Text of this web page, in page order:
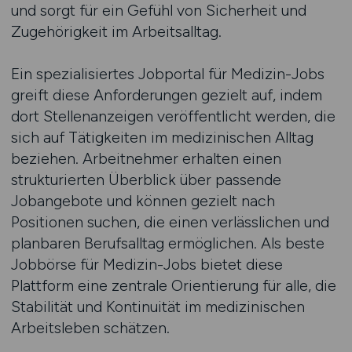
und sorgt für ein Gefühl von Sicherheit und
Zugehörigkeit im Arbeitsalltag.
Ein spezialisiertes Jobportal für Medizin-Jobs
greift diese Anforderungen gezielt auf, indem
dort Stellenanzeigen veröffentlicht werden, die
sich auf Tätigkeiten im medizinischen Alltag
beziehen. Arbeitnehmer erhalten einen
strukturierten Überblick über passende
Jobangebote und können gezielt nach
Positionen suchen, die einen verlässlichen und
planbaren Berufsalltag ermöglichen. Als beste
Jobbörse für Medizin-Jobs bietet diese
Plattform eine zentrale Orientierung für alle, die
Stabilität und Kontinuität im medizinischen
Arbeitsleben schätzen.